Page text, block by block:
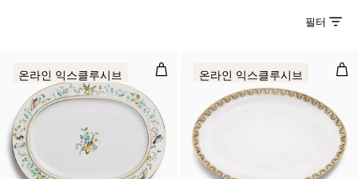
필터
서빙 플래터 포슬린
온라인 익스클루시브 트
온라인 익스클루시브